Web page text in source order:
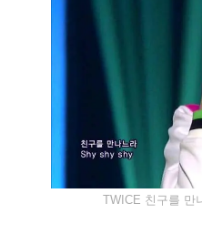
TWICE 친구를 만